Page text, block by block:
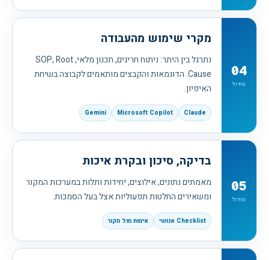
04
מודול
מקרי שימוש מהעבודה
נתרגל בין היתר: ניתוח חריגים, תכנון מלאי, SOP, Root
Cause. הדוגמאות והקבצים מותאמים לקבוצה בשיחת
האיפיון.
Claude
Microsoft Copilot
Gemini
05
מודול
בדיקה, סיכון ובקרת איכות
מאמתים נתונים, אילוצים, יחידות ותלות במערכות המקור
ומשאירים החלטות תפעוליות אצל בעל הסמכות.
Checklist אנושי אימות מול מקור